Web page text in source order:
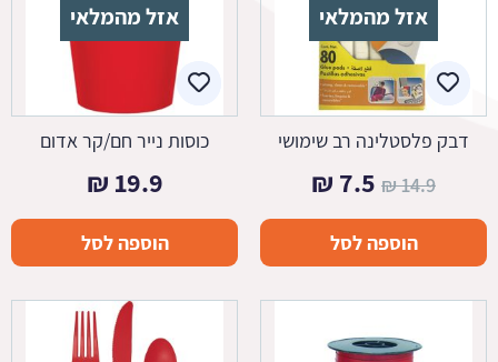
אזל מהמלאי
דבק פלסטלינה רב שימושי
14.9
₪ המחיר
המקורי
היה:
7.5
₪
הנוכחי
הוספה לסל
אזל מהמלאי
כוסות נייר חם/קר אדום
19.9
₪
הוספה לסל